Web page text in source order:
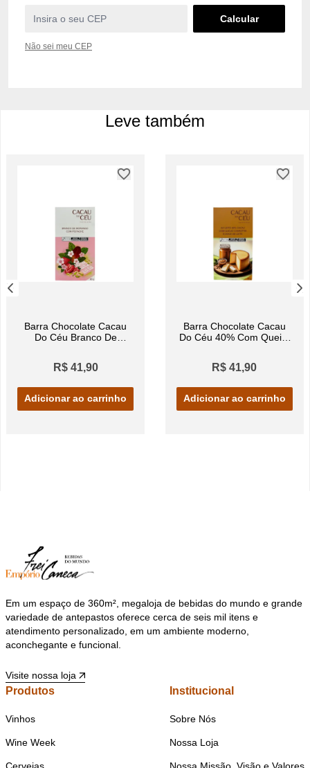
Não sei meu CEP
Leve também
Barra Chocolate Cacau
Do Céu Branco De
R$ 41,90
Adicionar ao carrinho
Barra Chocolate Cacau
Do Céu 40% Com Queijo
R$ 41,90
Adicionar ao carrinho
Em um espaço de 360m², megaloja de bebidas do mundo e grande
variedade de antepastos oferece cerca de seis mil itens e
atendimento personalizado, em um ambiente moderno,
aconchegante e funcional.
Visite nossa loja
Produtos
Vinhos
Wine Week
Institucional
Sobre Nós
Nossa Loja